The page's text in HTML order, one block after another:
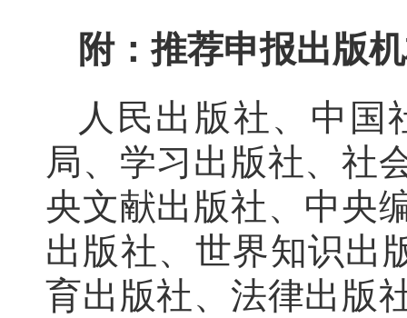
附：推荐申报出版
人民出版社、中国
局、学习出版社、社
央文献出版社、中央
出版社、世界知识出
育出版社、法律出版